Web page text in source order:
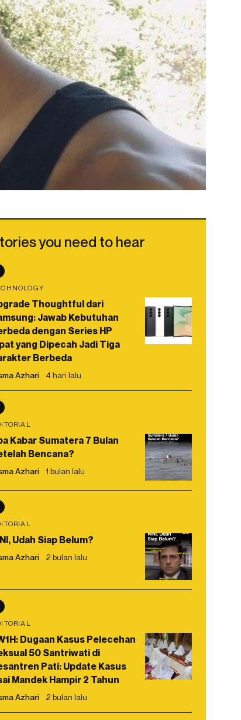
you need to hear
Thoughtful dari
Jawab Kebutuhan
dengan Series HP
yang Dipecah Jadi Tiga
Berbeda
Azhari 4 hari lalu
Kabar Sumatera 7 Bulan
Bencana?
Azhari 1 bulan lalu
Udah Siap Belum?
Azhari 2 bulan lalu
Dugaan Kasus Pelecehan
50 Santriwati di
Pati: Update Kasus
Mandek Hampir 2 Tahun
Azhari 2 bulan lalu